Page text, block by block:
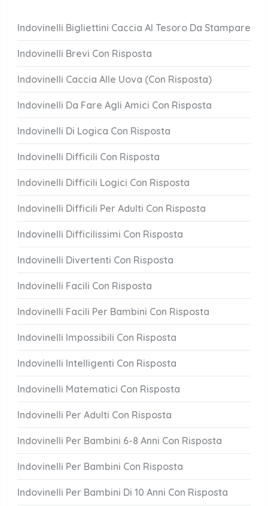
Indovinelli Bigliettini Caccia Al Tesoro Da Stampare
Indovinelli Brevi Con Risposta
Indovinelli Caccia Alle Uova (Con Risposta)
Indovinelli Da Fare Agli Amici Con Risposta
Indovinelli Di Logica Con Risposta
Indovinelli Difficili Con Risposta
Indovinelli Difficili Logici Con Risposta
Indovinelli Difficili Per Adulti Con Risposta
Indovinelli Difficilissimi Con Risposta
Indovinelli Divertenti Con Risposta
Indovinelli Facili Con Risposta
Indovinelli Facili Per Bambini Con Risposta
Indovinelli Impossibili Con Risposta
Indovinelli Intelligenti Con Risposta
Indovinelli Matematici Con Risposta
Indovinelli Per Adulti Con Risposta
Indovinelli Per Bambini 6-8 Anni Con Risposta
Indovinelli Per Bambini Con Risposta
Indovinelli Per Bambini Di 10 Anni Con Risposta